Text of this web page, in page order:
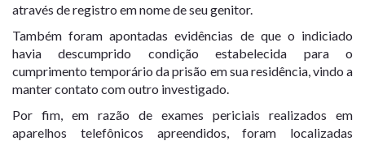
através de registro em nome de seu genitor.
Também foram apontadas evidências de que o indiciado
havia descumprido condição estabelecida para o
cumprimento temporário da prisão em sua residência, vindo a
manter contato com outro investigado.
Por fim, em razão de exames periciais realizados em
aparelhos telefônicos apreendidos, foram localizadas